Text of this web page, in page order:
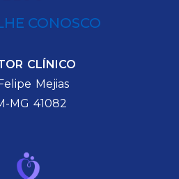
CONOSCO
CLÍNICO
Mejias
MG 41082